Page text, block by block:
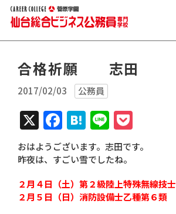
合格祈願 志田
2017/02/03 公務員
X Facebook
Hatena
Line
おはようございます。志田です。
昨夜は、すごい雪でしたね。
２月４日（土）第２級陸上特殊無線技士
２月５日（日）消防設備士乙種第６類